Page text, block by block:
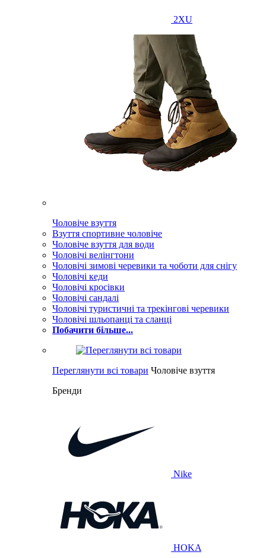
2XU
Чоловіче взуття
Взуття спортивне чоловіче
Чоловіче взуття для води
Чоловічі велінгтони
Чоловічі зимові черевики та чоботи для снігу
Чоловічі кеди
Чоловічі кросівки
Чоловічі сандалі
Чоловічі туристичні та трекінгові черевики
Чоловічі шльопанці та сланці
Побачити більше...
Переглянути всі товари Чоловіче взуття
Бренди
Nike
HOKA